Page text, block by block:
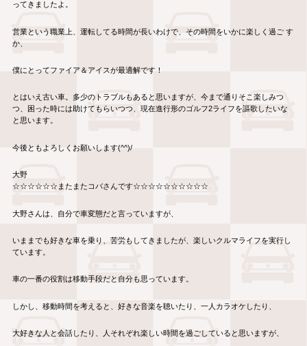
ってきましたよ。
営業という職業上、運転してる時間が長いわけで、その時間をいかに楽しく過ご す
か、
僕にとってファイア＆アイスが最適解です！
とはいえ古い車。多少のトラブルもあると思いますが、今まで通りそこ楽しみつ
つ、困った時には助けてもらいつつ、現在進行形のゴルフ2ライフを謳歌したいな
と思います。
今後ともよろしくお願いします(^^)/
大野
☆☆☆☆☆☆またまたコバさんです☆☆☆☆☆☆☆☆☆☆
大野さんは、自分で車変態だと言っていますが、
いままでも好きな車を乗り、苦労もしてきましたが、楽しいクルマライフを実行し
ています。
車の一番の役割は移動手段だと自分も思っています。
しかし、移動時間を考えると、好きな音楽を聴いたり、一人カラオケしたり、
大好きな人と会話したり、人それぞれ楽しい時間を過ごしていると思いますが、